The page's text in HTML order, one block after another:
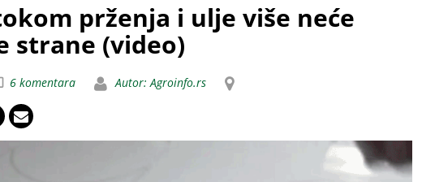
prženja i ulje više neće
strane (video)
6 komentara Autor: Agroinfo.rs